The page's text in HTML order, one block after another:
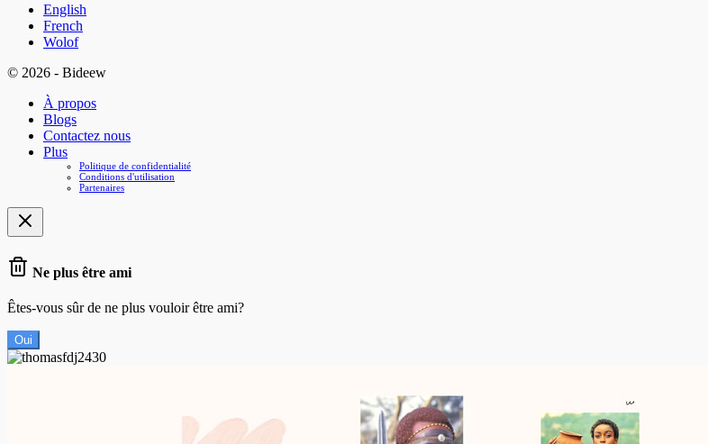
English
French
Wolof
© 2026 - Bideew
À propos
Blogs
Contactez nous
Plus
Politique de confidentialité
Conditions d'utilisation
Partenaires
Ne plus être ami
Êtes-vous sûr de ne plus vouloir être ami?
Oui